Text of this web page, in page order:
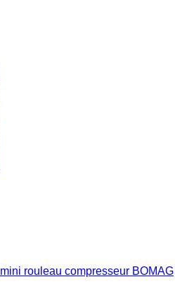
mini rouleau compresseur BOMAG